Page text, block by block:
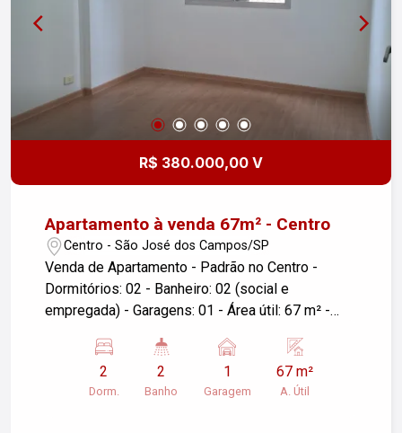
R$ 380.000,00 V
Apartamento à venda 67m² - Centro
Centro - São José dos Campos/SP
Venda de Apartamento - Padrão no Centro -
Dormitórios: 02 - Banheiro: 02 (social e
empregada) - Garagens: 01 - Área útil: 67 m² -
apartamento oferece conforto e praticidade, ideal
para quem busca viver no coração da cidade.
Com 02 dormitórios, espaço para uma garagem e
2
Dorm.
2
Banho
1
Garagem
67 m²
A. Útil